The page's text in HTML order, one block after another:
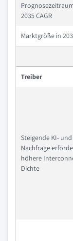
2035 CAGR
Marktgröße in
Treiber
Steigende KI- und
Nachfrage
höhere
Dichte